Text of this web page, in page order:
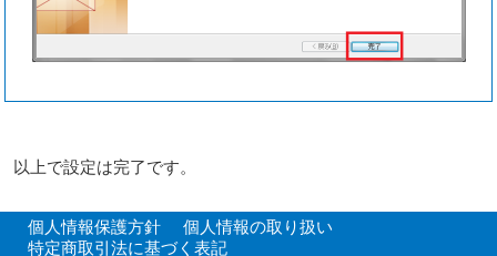
以上で設定は完了です。
個人情報保護方針
個人情報の取り扱い
特定商取引法に基づく表記